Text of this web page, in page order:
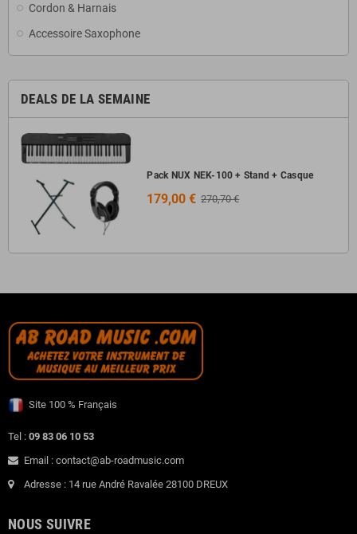
Cordon & Harnais
Accessoire Saxophone
DEALS DE LA SEMAINE
Pack NUX NEK-100 + Stand + Casque
179,00 € 270,70 €
Site 100 % Français
Tel : 09 83 06 10 53
Email : contact@ab-roadmusic.com
Adresse : 14 rue André Ravalée 28100 DREUX
NOUS SUIVRE